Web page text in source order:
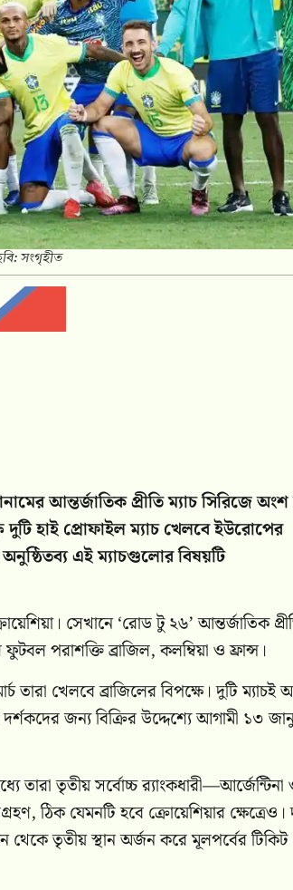
সংগৃহীত
আন্তর্জাতিক প্রীতি ম্যাচ সিরিজে
দুটি হাই প্রোফাইল ম্যাচ খেলবে ইউরোপের
এই ম্যাচগুলোর বিষয়টি
সেখানে ‘রোড টু ২৬’ আন্তর্জাতিক
পরাশক্তি ব্রাজিল, কলম্বিয়া ও ফ্রান্স।
তারা খেলবে ব্রাজিলের বিপক্ষে। দুটি ম্যাচই
দর্শকদের জন্য বিক্রির উদ্দেশ্যে আগামী ১৩
তারা তৃতীয় সর্বোচ্চ র‍্যাংকধারী—আর্জেন্টিনা
ঠিক যেমনটি হবে ক্রোয়েশিয়ার ক্ষেত্রেও।
তৃতীয় স্থান অর্জন করে মূলপর্বের টিকিট